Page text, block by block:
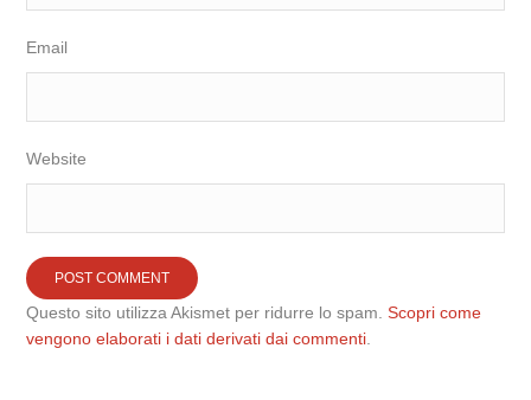
Email
Website
Questo sito utilizza Akismet per ridurre lo spam.Scopri come
vengono elaborati i dati derivati dai commenti